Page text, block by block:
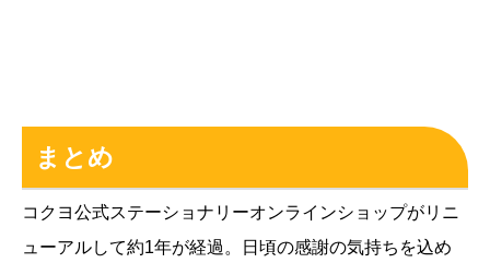
まとめ
コクヨ公式ステーショナリーオンラインショップがリニ
ューアルして約1年が経過。日頃の感謝の気持ちを込め